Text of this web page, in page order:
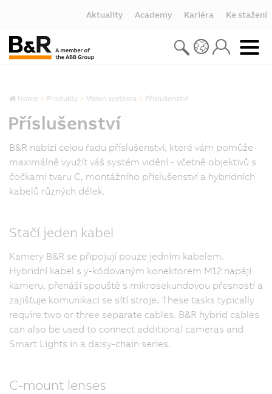
Aktuality Academy Kariéra Ke stažení
Home Produkty Vision systems Příslušenství
Příslušenství
B&R nabízí celou řadu příslušenství, které vám pomůže
maximálně využít váš systém vidění - včetně objektivů s
čočkami tvaru C, montážního příslušenství a hybridních
kabelů různých délek.
Stačí jeden kabel
Kamery B&R se připojují pouze jedním kabelem.
Hybridní kabel s y-kódovaným konektorem M12 napájí
kameru, přenáší spouště s mikrosekundovou přesností a
zajišťuje komunikaci se sítí stroje. These tasks typically
require two or three separate cables. B&R hybrid cables
can also be used to connect additional cameras and
Smart Lights in a daisy-chain series.
C-mount lenses